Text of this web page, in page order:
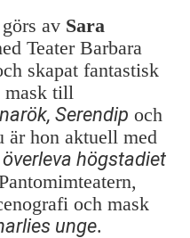
av Sara
Teater Barbara
skapat fantastisk
mask till
Serendip och
är hon aktuell med
högstadiet
och mask
unge.